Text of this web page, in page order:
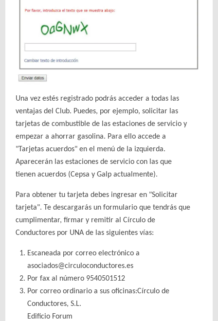
Una vez estés registrado podrás acceder a todas las
ventajas del Club. Puedes, por ejemplo, solicitar las
tarjetas de combustible de las estaciones de servicio y
empezar a ahorrar gasolina. Para ello accede a
"Tarjetas acuerdos" en el menú de la izquierda.
Aparecerán las estaciones de servicio con las que
tienen acuerdos (Cepsa y Galp actualmente).
Para obtener tu tarjeta debes ingresar en "Solicitar
tarjeta". Te descargarás un formulario que tendrás que
cumplimentar, firmar y remitir al Círculo de
Conductores por UNA de las siguientes vías:
Escaneada por correo electrónico a
asociados@circuloconductores.es
Por fax al número 9540501512
Por correo ordinario a sus oficinas:Círculo de
Conductores, S.L.
Edificio Forum